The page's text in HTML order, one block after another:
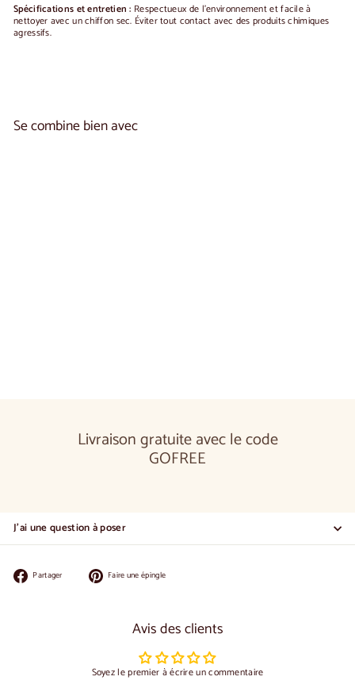
Spécifications et entretien : Respectueux de l'environnement et facile à
nettoyer avec un chiffon sec. Éviter tout contact avec des produits chimiques
agressifs.
Se combine bien avec
Livraison gratuite avec le code
GOFREE
J'ai une question à poser
Partager PartagerFaire une épingle
Avis des clients
Soyez le premier à écrire un commentaire